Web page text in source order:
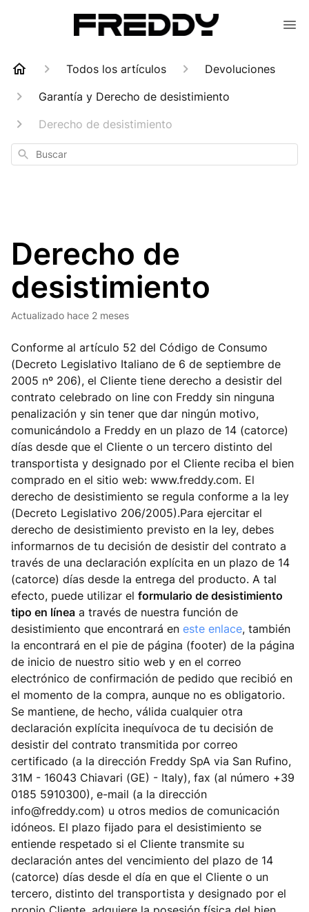
Todos los artículos
Devoluciones
Garantía y Derecho de desistimiento
Derecho de desistimiento
Buscar
Derecho de
desistimiento
Actualizado hace 2 meses
Conforme al artículo 52 del Código de Consumo
(Decreto Legislativo Italiano de 6 de septiembre de
2005 nº 206), el Cliente tiene derecho a desistir del
contrato celebrado on line con Freddy sin ninguna
penalización y sin tener que dar ningún motivo,
comunicándolo a Freddy en un plazo de 14 (catorce)
días desde que el Cliente o un tercero distinto del
transportista y designado por el Cliente reciba el bien
comprado en el sitio web: www.freddy.com. El
derecho de desistimiento se regula conforme a la ley
(Decreto Legislativo 206/2005).Para ejercitar el
derecho de desistimiento previsto en la ley, debes
informarnos de tu decisión de desistir del contrato a
través de una declaración explícita en un plazo de 14
(catorce) días desde la entrega del producto. A tal
efecto, puede utilizar el formulario de desistimiento
tipo en línea a través de nuestra función de
desistimiento que encontrará en este enlace, también
la encontrará en el pie de página (footer) de la página
de inicio de nuestro sitio web y en el correo
electrónico de confirmación de pedido que recibió en
el momento de la compra, aunque no es obligatorio.
Se mantiene, de hecho, válida cualquier otra
declaración explícita inequívoca de tu decisión de
desistir del contrato transmitida por correo
certificado (a la dirección Freddy SpA via San Rufino,
31M - 16043 Chiavari (GE) - Italy), fax (al número +39
0185 5910300), e-mail (a la dirección
info@freddy.com) u otros medios de comunicación
idóneos. El plazo fijado para el desistimiento se
entiende respetado si el Cliente transmite su
declaración antes del vencimiento del plazo de 14
(catorce) días desde el día en que el Cliente o un
tercero, distinto del transportista y designado por el